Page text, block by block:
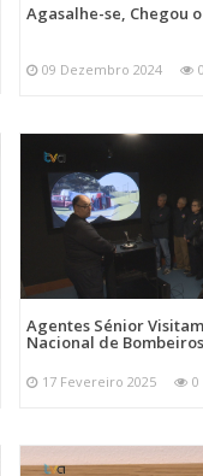
Agasalhe-se, Chegou
09 Dezembro 2024
Agentes Sénior
Nacional de Bombeiros
17 Fevereiro 2025 0